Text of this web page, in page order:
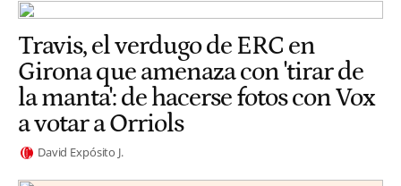
Travis, el verdugo de ERC en
Girona que amenaza con 'tirar de
la manta': de hacerse fotos con Vox
a votar a Orriols
David Expósito J.